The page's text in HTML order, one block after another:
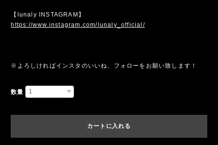
【lunaly INSTAGRAM】
https://www.instagram.com/lunaly_official/
※よろしければインスタのいいね、フォローをお願い致します！
数量
カートに入れる